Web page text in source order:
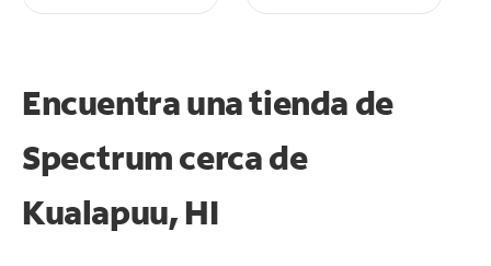
Encuentra una tienda de
Spectrumcerca de
Kualapuu, HI